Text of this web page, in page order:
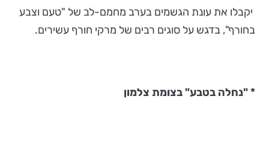
יקבלו את עונת הגשמים בערב מחמם-לב של "טעם וצבע
בחורף", בדגש על סוגים רבים של מרקי חורף עשירים.
*"נחלה בטבע" בצומת צלמון